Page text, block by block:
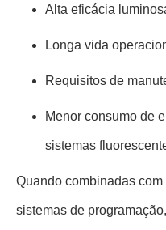
Alta eficácia
Longa vida
Requisitos de
Menor consumo de
sistemas
Quando combinadas
sistemas de